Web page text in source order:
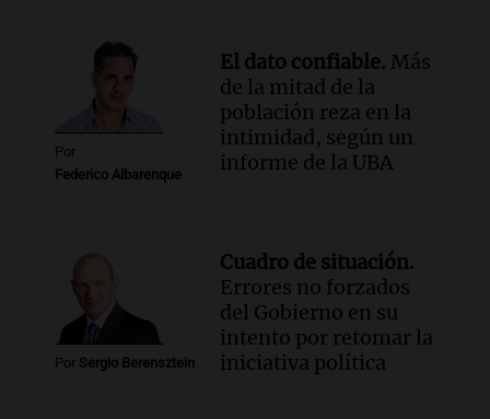
Episodios
Por
Federico Albarenque
El dato confiable. Más
de la mitad de la
población reza en la
intimidad, según un
informe de la UBA
Por Sergio Berensztein
Cuadro de situación.
Errores no forzados
del Gobierno en su
intento por retomar la
iniciativa política